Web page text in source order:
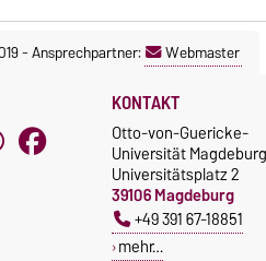
-Ansprechpartner: Webmaster
KONTAKT
Otto-von-Guericke-
Universität Magdeburg
Universitätsplatz 2
39106 Magdeburg
+49 391 67-18851
mehr…